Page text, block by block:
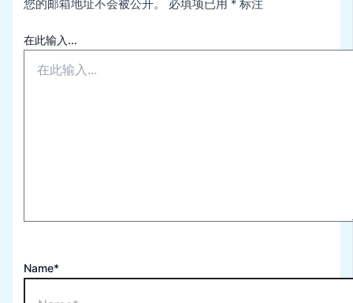
您的邮箱地址不会被公开。 必填项已用 * 标注
在此输入...
Name*